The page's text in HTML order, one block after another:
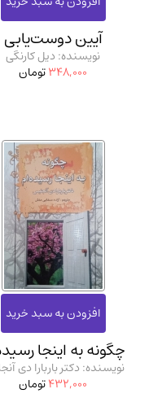
مدرسان شریف و انتشارت
دانشگاه پیامـ نور(10)
آیین دوست‌یابی
نویسنده: دیل کارنگی
348,000تومان
چگونه به اینجا
نویسنده: دکتر باربارا دی
432,000تومان